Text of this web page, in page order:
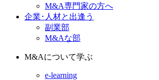
M&A専門家の方へ
企業･人材と出逢う
副業部
M&Aな部
M&Aについて学ぶ
e-learning